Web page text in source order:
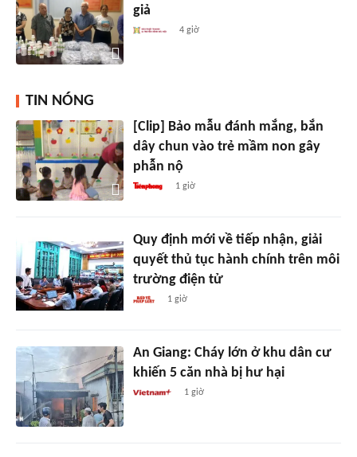
giả
4 giờ
TIN NÓNG
[Clip] Bảo mẫu đánh mắng, bắn
dây chun vào trẻ mầm non gây
phẫn nộ
1 giờ
Quy định mới về tiếp nhận, giải
quyết thủ tục hành chính trên môi
trường điện tử
1 giờ
An Giang: Cháy lớn ở khu dân cư
khiến 5 căn nhà bị hư hại
1 giờ